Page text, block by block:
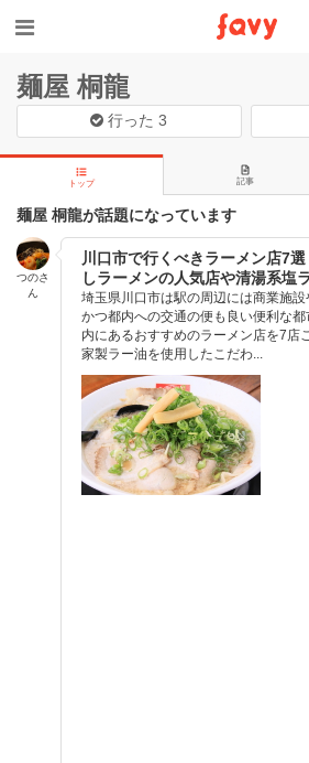
麺屋 桐龍
行った3
トップ 記事
麺屋 桐龍が話題になっています
つのさ
ん
川口市で行くべきラーメン店7
しラーメンの人気店や清湯系塩
埼玉県川口市は駅の周辺には商業施設
かつ都内への交通の便も良い便利な
内にあるおすすめのラーメン店を7店
家製ラー油を使用したこだわ...